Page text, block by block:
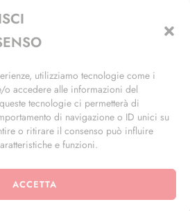
utilizziamo tecnologie come i
accedere alle informazioni del
tecnologie ci permetterà di
di navigazione o ID unici su
o ritirare il consenso può influire
e funzioni.
ACCETTA
Sul Naviglio (MI)